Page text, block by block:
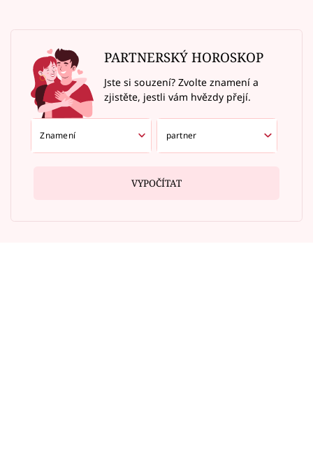
PARTNERSKÝ HOROSKOP
Jste si souzení? Zvolte znamení a
zjistěte, jestli vám hvězdy přejí.
VYPOČÍTAT